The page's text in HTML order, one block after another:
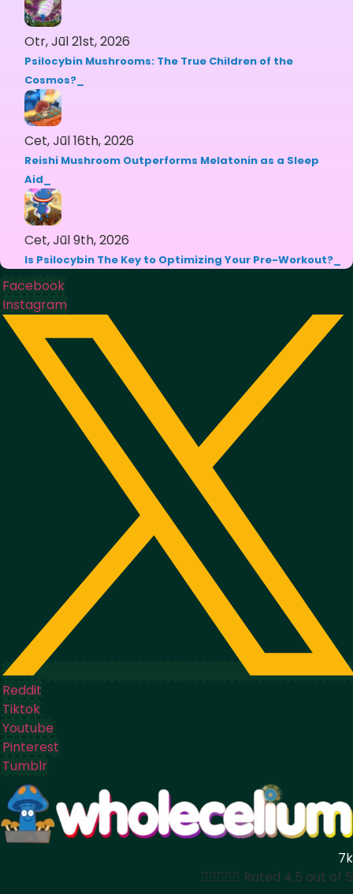
Otr, Jūl 21st, 2026
Psilocybin Mushrooms: The True Children of the
Cosmos?
Cet, Jūl 16th, 2026
Reishi Mushroom Outperforms Melatonin as a Sleep
Aid
Cet, Jūl 9th, 2026
Is Psilocybin The Key to Optimizing Your Pre-Workout?
Facebook
Instagram
Reddit
Tiktok
Youtube
Pinterest
Tumblr
7k
 Rated 4.5 out of 5